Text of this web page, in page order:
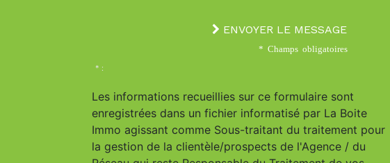
ENVOYER LE MESSAGE
* Champs obligatoires
* :
Les informations recueillies sur ce formulaire sont
enregistrées dans un fichier informatisé par La Boite
Immo agissant comme Sous-traitant du traitement pour
la gestion de la clientèle/prospects de l'Agence / du